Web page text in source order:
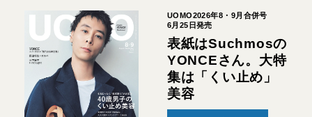
UOMO2026年8・9月合併号
6月25日発売
表紙はSuchmosの
YONCEさん。大特
集は「くい止め」
美容